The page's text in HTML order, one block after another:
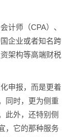
计师（CPA）、
企业或者知名跨
架构等高端财税
申报，而是更着
同时，更为侧重
此外，还特别侧
，它的那种服务